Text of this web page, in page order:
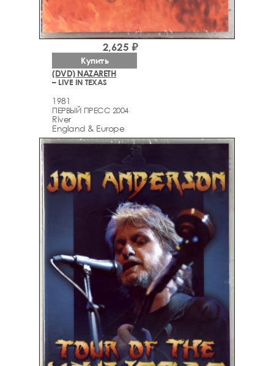
(DVD) NAZARETH
– LIVE IN TEXAS
1981
ПЕРВЫЙ ПРЕСС 2004
River
England & Europe
2,625 ₽
Купить